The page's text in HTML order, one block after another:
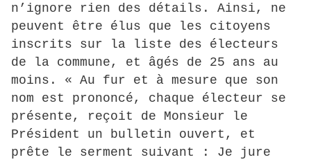
n’ignore rien des détails. Ainsi, ne
peuvent être élus que les citoyens
inscrits sur la liste des électeurs
de la commune, et âgés de 25 ans au
moins. « Au fur et à mesure que son
nom est prononcé, chaque électeur se
présente, reçoit de Monsieur le
Président un bulletin ouvert, et
prête le serment suivant : Je jure